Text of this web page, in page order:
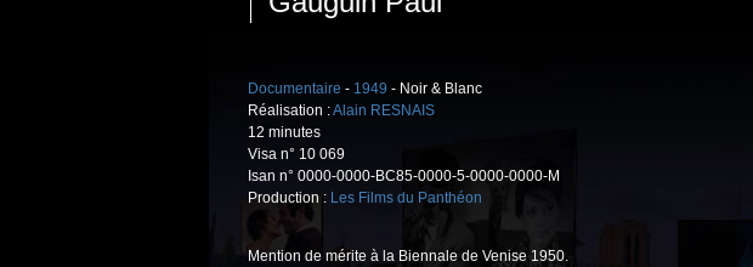
Documentaire - 1949 - Noir & Blanc
Réalisation :Alain RESNAIS
12 minutes
Visa n° 10 069
Isan n° 0000-0000-BC85-0000-5-0000-0000-M
Production : Les Films du Panthéon
Mention de mérite à la Biennale de Venise 1950.